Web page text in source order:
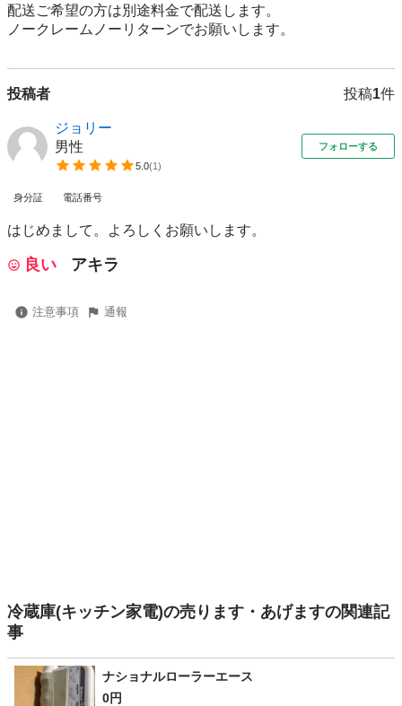
配送ご希望の方は別途料金で配送します。
ノークレームノーリターンでお願いします。
投稿者 投稿1件
ジョリー
男性
5.0(1)
フォローする
身分証 電話番号
はじめまして。よろしくお願いします。
良い アキラ
注意事項 通報
冷蔵庫(キッチン家電)の売ります・あげますの関連記
事
ナショナルローラーエース
0円